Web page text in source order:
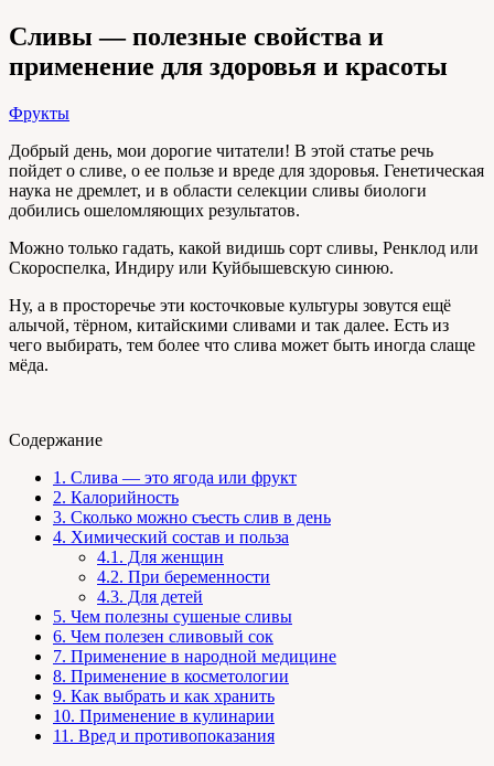
Сливы — полезные свойства и
применение для здоровья и красоты
Фрукты
Добрый день, мои дорогие читатели! В этой статье речь
пойдет о сливе, о ее пользе и вреде для здоровья. Генетическая
наука не дремлет, и в области селекции сливы биологи
добились ошеломляющих результатов.
Можно только гадать, какой видишь сорт сливы, Ренклод или
Скороспелка, Индиру или Куйбышевскую синюю.
Ну, а в просторечье эти косточковые культуры зовутся ещё
алычой, тёрном, китайскими сливами и так далее. Есть из
чего выбирать, тем более что слива может быть иногда слаще
мёда.
Содержание
1. Слива — это ягода или фрукт
2. Калорийность
3. Сколько можно съесть слив в день
4. Химический состав и польза
4.1. Для женщин
4.2. При беременности
4.3. Для детей
5. Чем полезны сушеные сливы
6. Чем полезен сливовый сок
7. Применение в народной медицине
8. Применение в косметологии
9. Как выбрать и как хранить
10. Применение в кулинарии
11. Вред и противопоказания